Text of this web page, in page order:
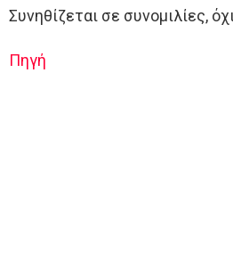
Συνηθίζεται σε συνομιλίες,
Πηγή